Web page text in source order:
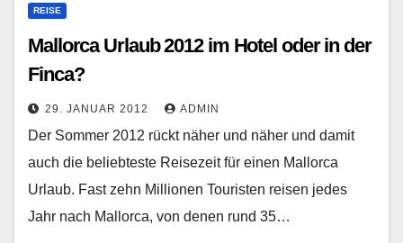
REISE
Mallorca Urlaub 2012 im Hotel oder in der
Finca?
29. JANUAR 2012 ADMIN
Der Sommer 2012 rückt näher und näher und damit
auch die beliebteste Reisezeit für einen Mallorca
Urlaub. Fast zehn Millionen Touristen reisen jedes
Jahr nach Mallorca, von denen rund 35…